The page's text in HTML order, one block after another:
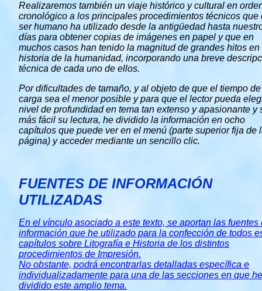
Realizaremos también un viaje histórico y cultural en
cronológico a los principales procedimientos técnicos que
ser humano ha utilizado desde la antigüedad hasta
días para obtener copias de imágenes en papel y que en
muchos casos han tenido la magnitud de grandes hitos en
historia de la humanidad, incorporando una breve
técnica de cada uno de ellos.
Por dificultades de tamaño, y al objeto de que el tiempo de
carga sea el menor posible y para que el lector pueda
nivel de profundidad en tema tan extenso y apasionante y
más fácil su lectura, he dividido la información en ocho
capítulos que puede ver en el menú (parte superior fija de
página) y acceder mediante un sencillo clic.
FUENTES DE INFORMACIÓN
UTILIZADAS
En el vínculo asociado a este texto, se aportan las fuentes
información que he utilizado para la confección de todos
capítulos sobre Litografía e Historia de los distintos
procedimientos de Impresión.
No obstante, podrá encontrarlas detalladas específica e
individualizadamente para una de las secciones en que he
dividido este amplio tema.